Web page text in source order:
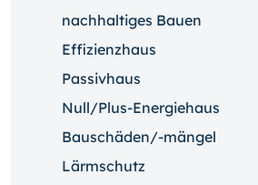
nachhaltiges Bauen
Effizienzhaus
Passivhaus
Null/Plus-Energiehaus
Bauschäden/-mängel
Lärmschutz